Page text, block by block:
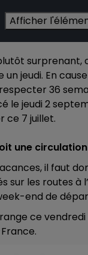
Afficher
surprenant,
jeudi. En
36
le jeudi 2
ce 7 juillet.
une
il faut
sur les routes à
end de
ce